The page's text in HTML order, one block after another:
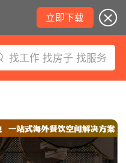
立即下载
找工作 找房子 找服务